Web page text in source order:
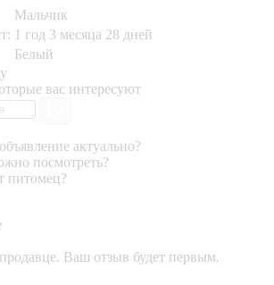
Мальчик
1 год 3 месяца 28 дней
Белый
вас интересуют
актуально?
посмотреть?
питомец?
Ваш отзыв будет первым.